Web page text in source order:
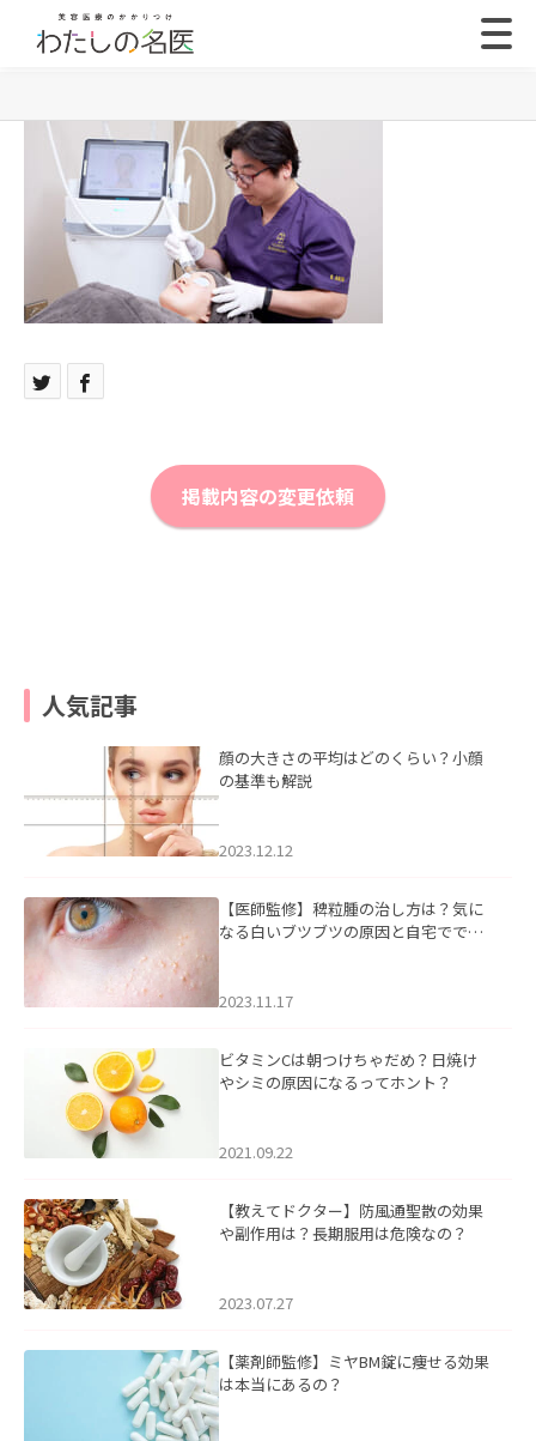
掲載内容の変更依頼
人気記事
顔の大きさの平均はどのくらい？小顔
の基準も解説
2023.12.12
【医師監修】稗粒腫の治し方は？気に
なる白いブツブツの原因と自宅ででき
2023.11.17
ビタミンCは朝つけちゃだめ？日焼け
やシミの原因になるってホント？
2021.09.22
【教えてドクター】防風通聖散の効果
や副作用は？長期服用は危険なの？
2023.07.27
【薬剤師監修】ミヤBM錠に痩せる効果
は本当にあるの？